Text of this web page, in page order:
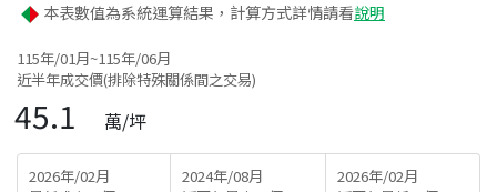
本表數值為系統運算結果，計算方式詳情請看說明
115年/01月~115年/06月
近半年成交價(排除特殊關係間之交易)
45.1 萬/坪
2026年/02月
2024年/08月
2026年/02月